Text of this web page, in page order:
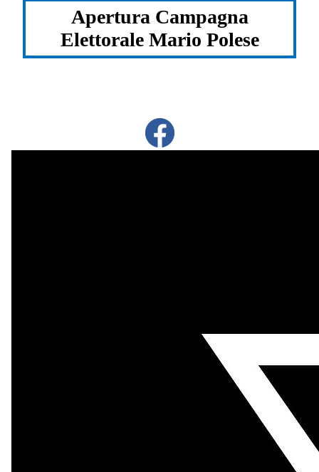
Apertura Campagna
Elettorale Mario Polese